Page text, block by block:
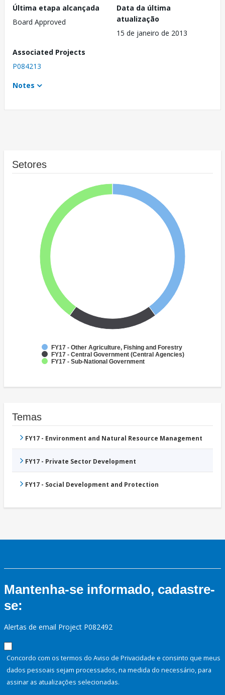
Última etapa alcançada
Board Approved
Data da última
atualização
15 de janeiro de 2013
Associated Projects
P084213
Notes
Setores
FY17 - Other Agriculture, Fishing and Forestry
FY17 - Central Government (Central Agencies)
FY17 - Sub-National Government
Temas
FY17 - Environment and Natural Resource Management
FY17 - Private Sector Development
FY17 - Social Development and Protection
Mantenha-se informado, cadastre-
se:
Alertas de email Project P082492
Concordo com os termos do Aviso de Privacidade e consinto que meus
dados pessoais sejam processados, na medida do necessário, para
assinar as atualizações selecionadas.